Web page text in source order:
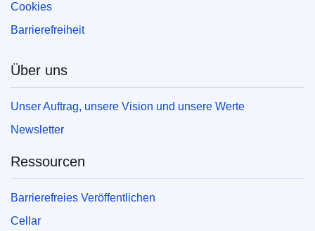
Cookies
Barrierefreiheit
Über uns
Unser Auftrag, unsere Vision und unsere Werte
Newsletter
Ressourcen
Barrierefreies Veröffentlichen
Cellar